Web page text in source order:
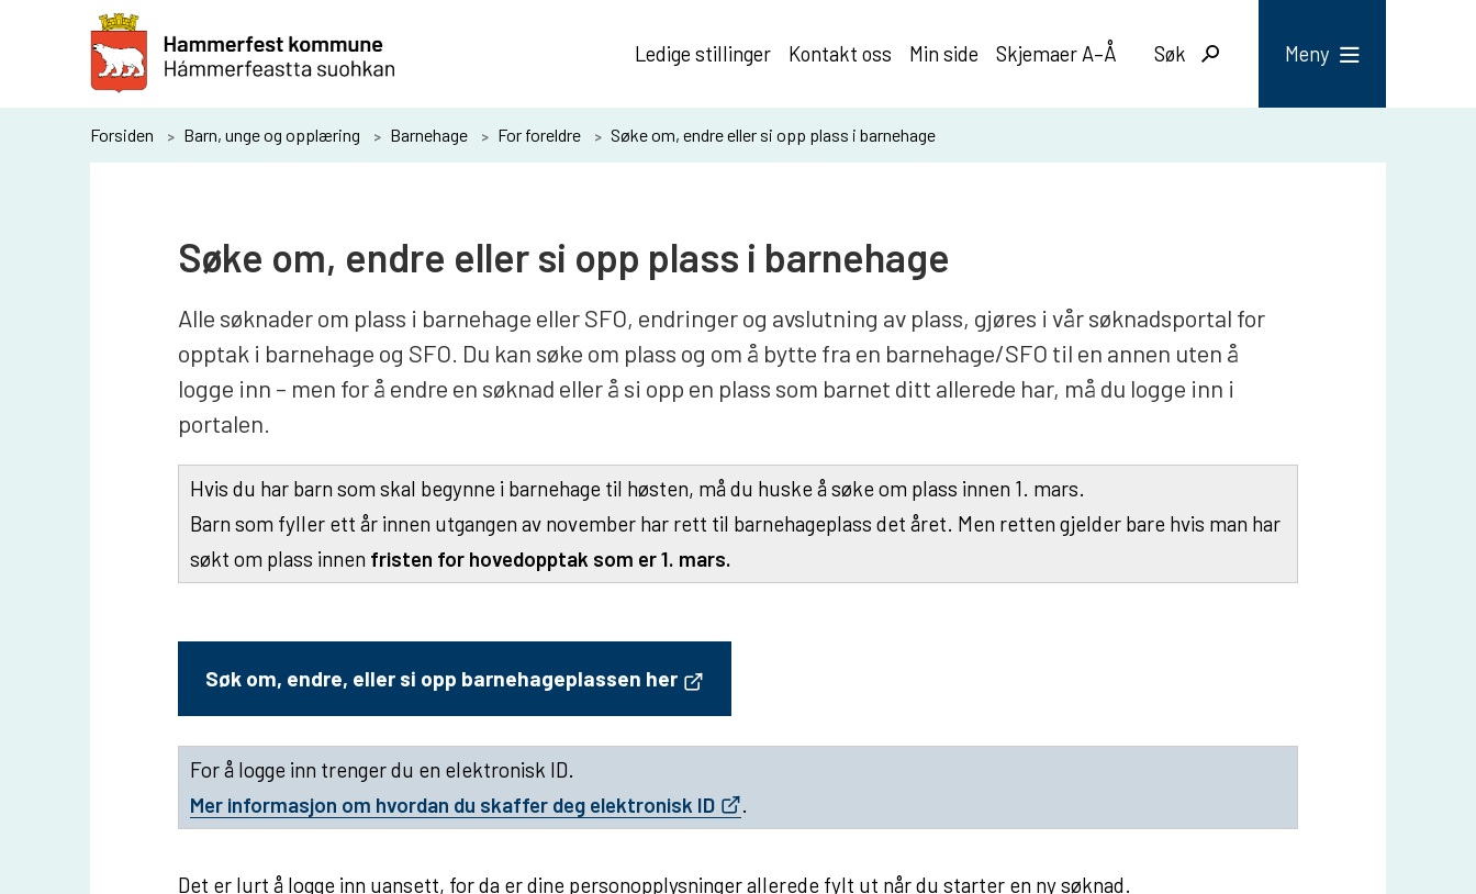
H
a
m
m
e
Ledige stillinger Kontakt oss Min side Skjemaer A–Å Søk Meny
Du
er
Forsiden Barn, unge og opplæring Barnehage For foreldre Søke om, endre eller si opp plass i barnehage
Søke om, endre eller si opp plass i barnehage
Alle søknader om plass i barnehage eller SFO, endringer og avslutning av plass, gjøres i vår søknadsportal for
opptak i barnehage og SFO. Du kan søke om plass og om å bytte fra en barnehage/SFO til en annen uten å
logge inn – men for å endre en søknad eller å si opp en plass som barnet ditt allerede har, må du logge inn i
portalen.
Hvis du har barn som skal begynne i barnehage til høsten, må du huske å søke om plass innen 1. mars.
Barn som fyller ett år innen utgangen av november har rett til barnehageplass det året. Men retten gjelder bare hvis man har
søkt om plass innen fristen for hovedopptak som er 1. mars.
Søk om, endre, eller si opp barnehageplassen her
For å logge inn trenger du en elektronisk ID.
Mer informasjon om hvordan du skaffer deg elektronisk ID
.
Det er lurt å logge inn uansett, for da er dine personopplysninger allerede fylt ut når du starter en ny søknad.